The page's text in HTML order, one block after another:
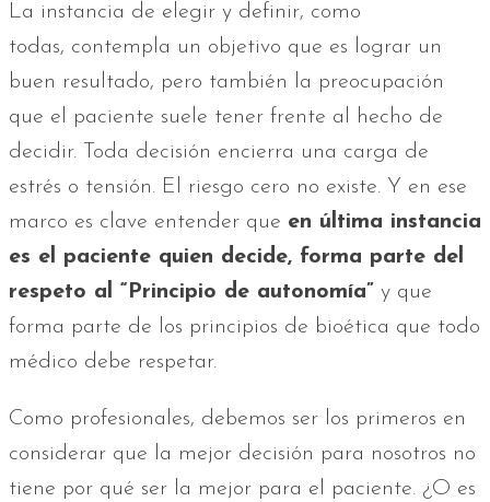
La instancia de elegir y definir, como
todas, contempla un objetivo que es lograr un
buen resultado, pero también la preocupación
que el paciente suele tener frente al hecho de
decidir. Toda decisión encierra una carga de
estrés o tensión. El riesgo cero no existe. Y en ese
marco es clave entender que en última instancia
es el paciente quien decide, forma parte del
respeto al “Principio de autonomía” y que
forma parte de los principios de bioética que todo
médico debe respetar.
Como profesionales, debemos ser los primeros en
considerar que la mejor decisión para nosotros no
tiene por qué ser la mejor para el paciente. ¿O es